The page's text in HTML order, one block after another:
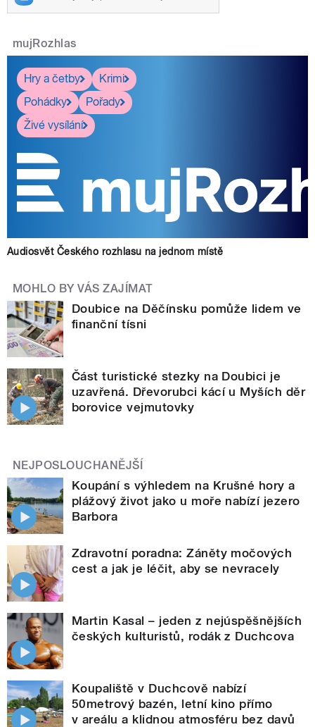
mujRozhlas
Hry a četby
Krimi
Pohádky
Pořady
Živé vysílání
Audiosvět Českého rozhlasu na jednom místě
MOHLO BY VÁS ZAJÍMAT
Doubice na Děčínsku pomůže lidem ve
finanční tísni
Část turistické stezky na Doubici je
uzavřená. Dřevorubci kácí u Myších děr
borovice vejmutovky
NEJPOSLOUCHANĚJŠÍ
Koupání s výhledem na Krušné hory a
plážový život jako u moře nabízí jezero
Barbora
Zdravotní poradna: Záněty močových
cest a jak je léčit, aby se nevracely
Martin Kasal – jeden z nejúspěšnějších
českých kulturistů, rodák z Duchcova
Koupaliště v Duchcově nabízí
50metrový bazén, letní kino přímo
v areálu a klidnou atmosféru bez davů